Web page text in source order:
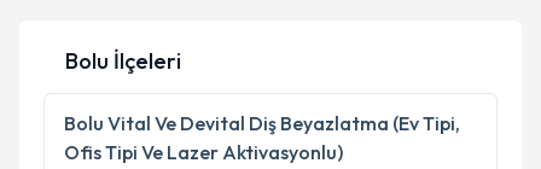
Bolu İlçeleri
Bolu Vital Ve Devital Diş Beyazlatma (Ev Tipi,
Ofis Tipi Ve Lazer Aktivasyonlu)